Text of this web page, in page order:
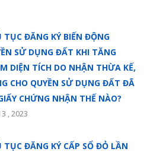
TỤC ĐĂNG KÝ BIẾN ĐỘNG
SỬ DỤNG ĐẤT KHI TĂNG
DIỆN TÍCH DO NHẬN THỪA KẾ,
CHO QUYỀN SỬ DỤNG ĐẤT ĐÃ
CHỨNG NHẬN THẾ NÀO?
, 2023
TỤC ĐĂNG KÝ CẤP SỔ ĐỎ LẦN